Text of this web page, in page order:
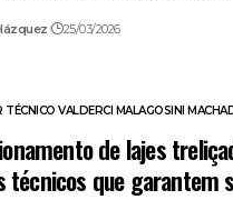
25/03/2026
TÉCNICO VALDERCI MALAGOSINI
de lajes
técnicos que garantem